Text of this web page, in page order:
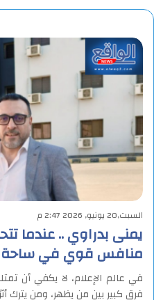
السبت,20 يونيو, 2026 2:47 م
يمنى بدراوي .. عندما
منافس قوي في ساحة
في عالم الإعلام، لا يكفي أن
فرق كبير بين من يظهر، ومن يترك